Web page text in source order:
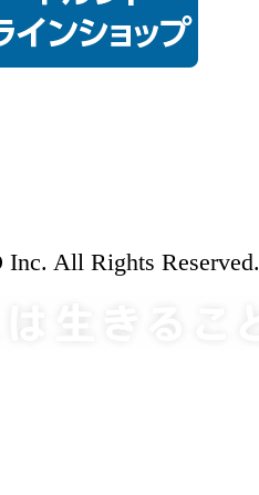
All Rights Reserved.